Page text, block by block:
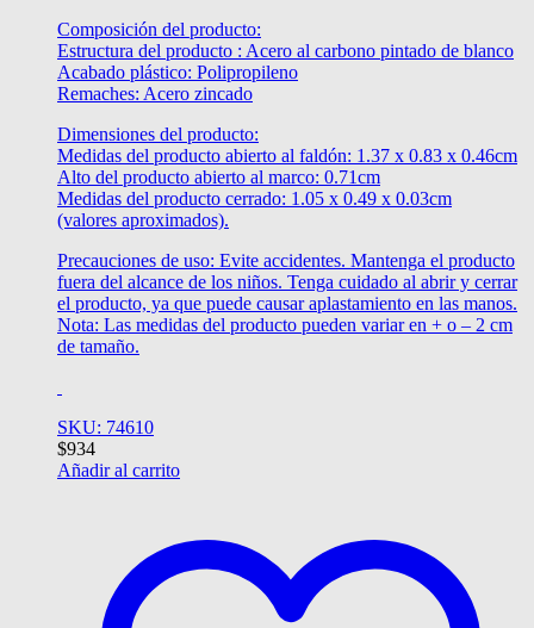
Composición del producto:
Estructura del producto : Acero al carbono pintado de blanco
Acabado plástico: Polipropileno
Remaches: Acero zincado
Dimensiones del producto:
Medidas del producto abierto al faldón: 1.37 x 0.83 x 0.46cm
Alto del producto abierto al marco: 0.71cm
Medidas del producto cerrado: 1.05 x 0.49 x 0.03cm
(valores aproximados).
Precauciones de uso: Evite accidentes. Mantenga el producto
fuera del alcance de los niños. Tenga cuidado al abrir y cerrar
el producto, ya que puede causar aplastamiento en las manos.
Nota: Las medidas del producto pueden variar en + o – 2 cm
de tamaño.
SKU: 74610
$934
Añadir al carrito